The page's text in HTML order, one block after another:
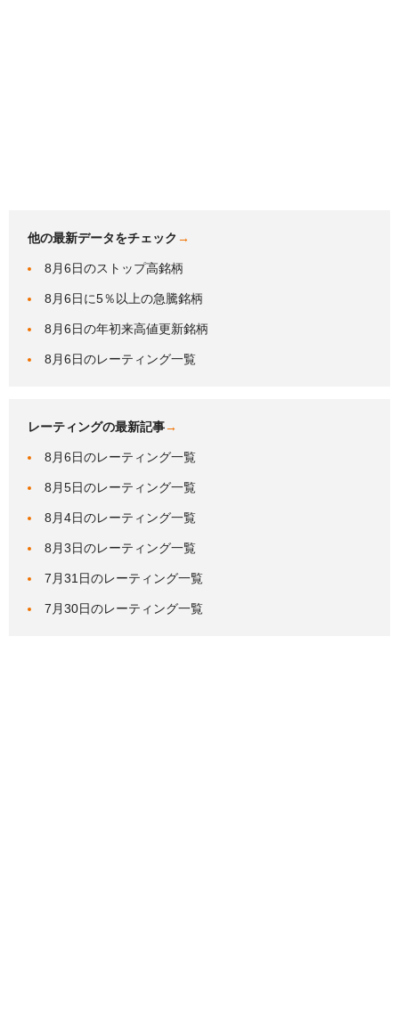
他の最新データをチェック →
8月6日のストップ高銘柄
8月6日に5％以上の急騰銘柄
8月6日の年初来高値更新銘柄
8月6日のレーティング一覧
レーティングの最新記事→
8月6日のレーティング一覧
8月5日のレーティング一覧
8月4日のレーティング一覧
8月3日のレーティング一覧
7月31日のレーティング一覧
7月30日のレーティング一覧